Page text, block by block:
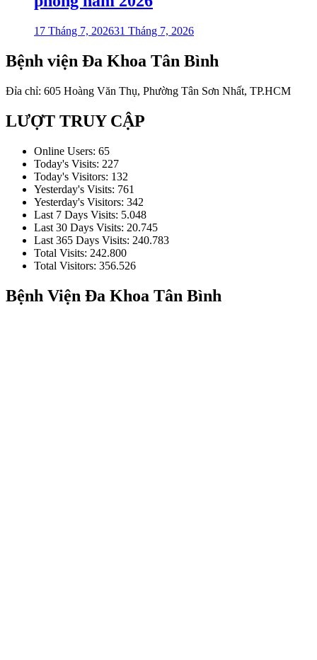
17 Tháng 7, 202631 Tháng 7, 2026
Bệnh viện Đa Khoa Tân Bình
Đỉa chỉ: 605 Hoàng Văn Thụ, Phường Tân Sơn Nhất, TP.HCM
LƯỢT TRUY CẬP
Online Users: 65
Today's Visits: 227
Today's Visitors: 132
Yesterday's Visits: 761
Yesterday's Visitors: 342
Last 7 Days Visits: 5.048
Last 30 Days Visits: 20.745
Last 365 Days Visits: 240.783
Total Visits: 242.800
Total Visitors: 356.526
Bệnh Viện Đa Khoa Tân Bình